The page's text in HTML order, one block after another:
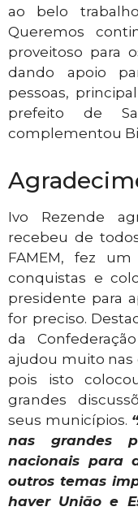
ao belo
Queremos
proveitoso para
dando apoio
pessoas,
prefeito de
complementou
Ivo Rezende
recebeu de
FAMEM, fez
conquistas e
presidente para
for preciso.
da
ajudou muito nas
pois isto
grandes
seus municípios.
nas grandes
nacionais para
outros temas
haver União e